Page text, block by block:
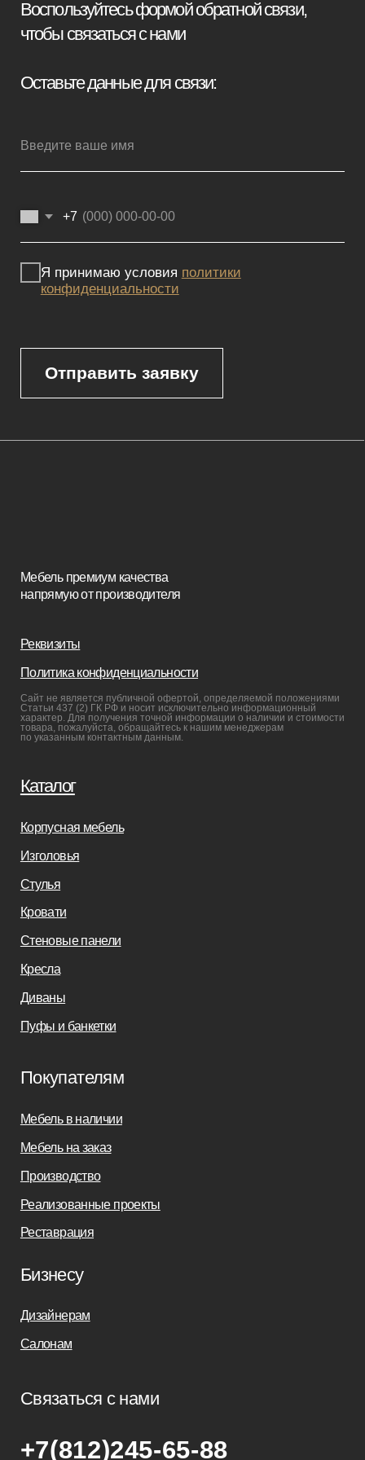
Отправить заявку
Каталог
Корпусная мебель
Изголовья
Сайт не является публичной офертой, определяемой положениями
Статьи 437 (2) ГК РФ и носит исключительно информационный
характер. Для получения точной информации о наличии и стоимости
товара, пожалуйста, обращайтесь к нашим менеджерам
Покупателям
Реализованные проекты
Реставрация
Бизнесу
Салонам
Связаться с нами
sofas-decor@mail.ru
Заказать звонок
+7(812)245-65-88